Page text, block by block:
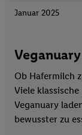
Januar 2025
Ob Hafermilch
Viele
Veganuary
bewusster zu